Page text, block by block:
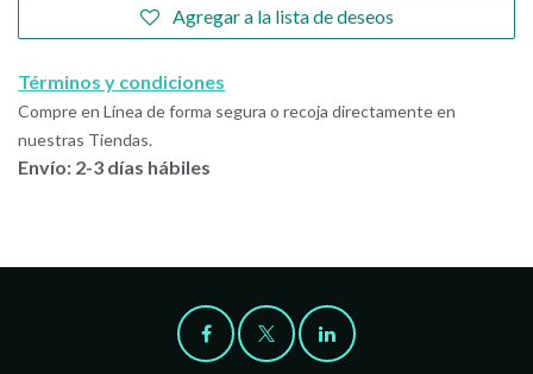
Agregar a la lista de deseos
Términos y condiciones
Compre en Línea de forma segura o recoja directamente en
nuestras Tiendas.
Envío: 2-3 días hábiles